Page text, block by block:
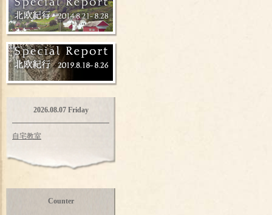
2026.08.07 Friday
自宅教室
Counter